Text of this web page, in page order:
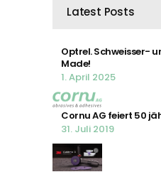
Latest Posts
Optrel. Schweisser-
Made!
1. April 2025
Cornu AG feiert 50
31. Juli 2019